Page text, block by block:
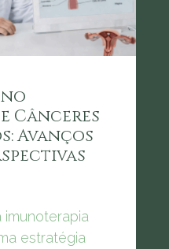
Cânceres
Avanços
imunoterapia
estratégia